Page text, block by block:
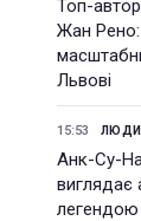
Топ-
Жан Рено:
Львові
15:53 ЛЮДИ
Анк-Су-
виглядає
легендою